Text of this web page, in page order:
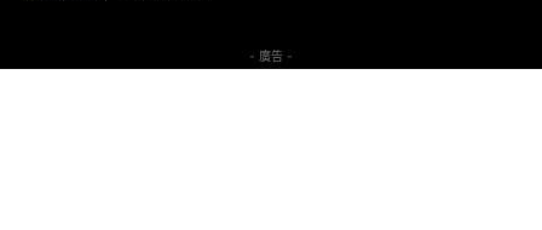
- 廣告 -